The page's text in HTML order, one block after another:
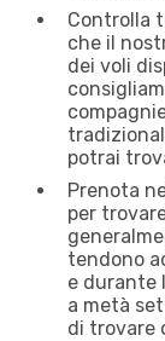
Controlla
che il
dei voli
potrai
Prenota
per
tendono
e durante
a metà
di trovare